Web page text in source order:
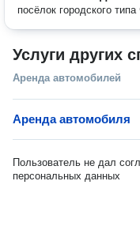
посёлок городского
Услуги других
Аренда автомобилей
Аренда автомобиля
Пользователь не дал
персональных данных